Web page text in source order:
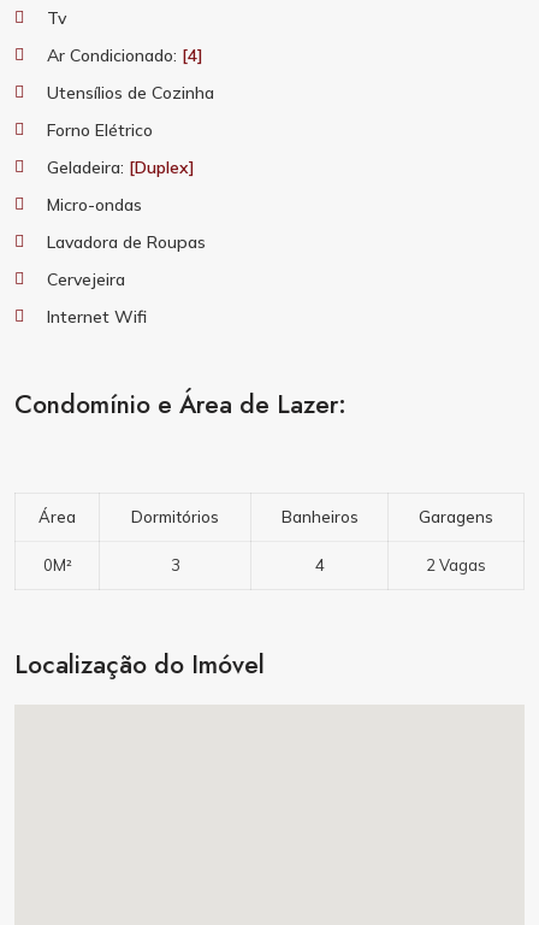
Tv
Ar Condicionado: [4]
Utensílios de Cozinha
Forno Elétrico
Geladeira: [Duplex]
Micro-ondas
Lavadora de Roupas
Cervejeira
Internet Wifi
Condomínio e Área de Lazer:
Área Dormitórios Banheiros Garagens
0M² 3 4 2 Vagas
Localização do Imóvel